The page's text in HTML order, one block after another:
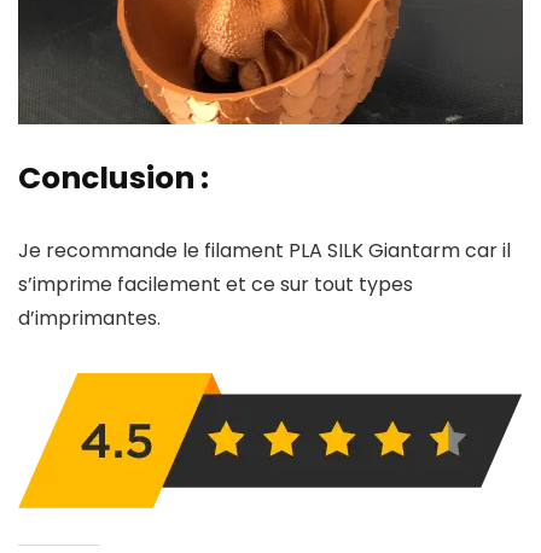
Conclusion :
Je recommande le filament PLA SILK Giantarm car il
s’imprime facilement et ce sur tout types
d’imprimantes.